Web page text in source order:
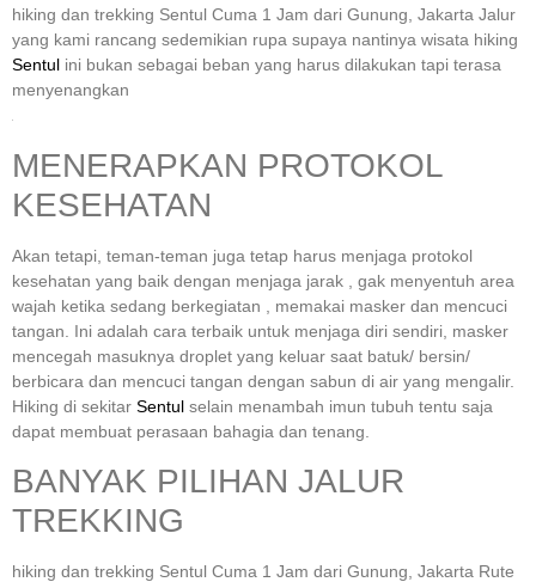
hiking dan trekking Sentul Cuma 1 Jam dari Gunung, Jakarta Jalur
yang kami rancang sedemikian rupa supaya nantinya wisata hiking
Sentul ini bukan sebagai beban yang harus dilakukan tapi terasa
menyenangkan
MENERAPKAN PROTOKOL
KESEHATAN
Akan tetapi, teman-teman juga tetap harus menjaga protokol
kesehatan yang baik dengan menjaga jarak , gak menyentuh area
wajah ketika sedang berkegiatan , memakai masker dan mencuci
tangan. Ini adalah cara terbaik untuk menjaga diri sendiri, masker
mencegah masuknya droplet yang keluar saat batuk/ bersin/
berbicara dan mencuci tangan dengan sabun di air yang mengalir.
Hiking di sekitar Sentul selain menambah imun tubuh tentu saja
dapat membuat perasaan bahagia dan tenang.
BANYAK PILIHAN JALUR
TREKKING
hiking dan trekking Sentul Cuma 1 Jam dari Gunung, Jakarta Rute